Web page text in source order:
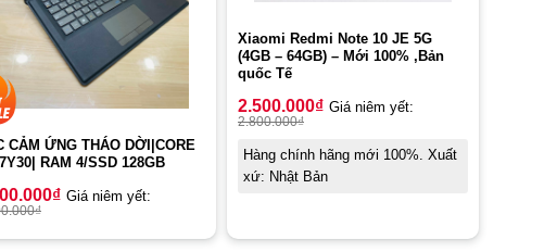
CẢM ỨNG THÁO DỜI|CORE
RAM 4/SSD 128GB
₫ Giá niêm yết:
₫
Xiaomi Redmi Note 10 JE 5G
(4GB – 64GB) – Mới 100% ,Bản
quốc Tế
2.500.000₫ Giá niêm yết:
2.800.000₫
Hàng chính hãng mới 100%. Xuất
xứ: Nhật Bản